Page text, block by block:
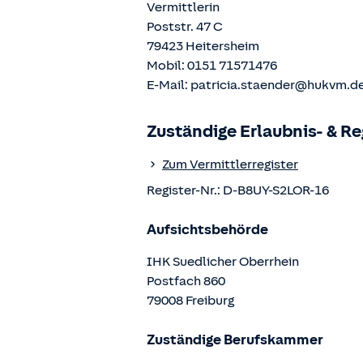
Vermittlerin
Poststr. 47 C
79423 Heitersheim
Mobil: 0151 71571476
E-Mail:
Zuständige Erlaubnis- &
Zum Vermittlerregister
Register-Nr.: D-B8UY-S2LOR-16
Aufsichtsbehörde
IHK Suedlicher Oberrhein
Postfach860
79008 Freiburg
Zuständige Berufskammer